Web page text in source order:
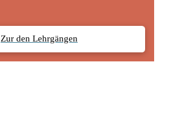
Zur den Lehrgängen